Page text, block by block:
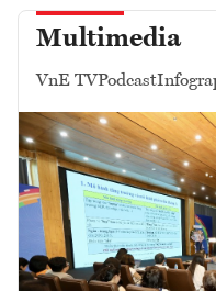
Multimedia
VnE TVPodcast